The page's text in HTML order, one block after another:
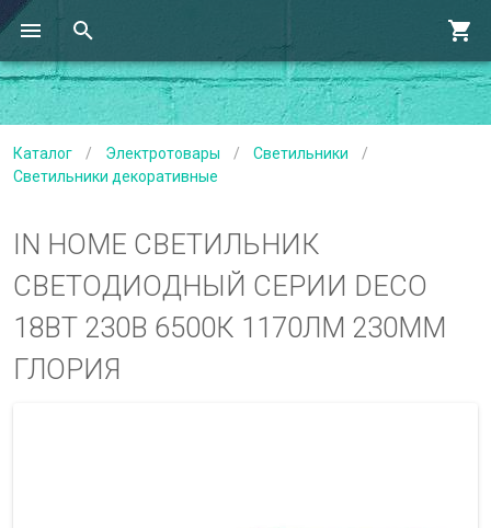
Каталог / Электротовары / Светильники
/
Светильники декоративные
IN HOME СВЕТИЛЬНИК
СВЕТОДИОДНЫЙ СЕРИИ DECO
18ВТ 230В 6500К 1170ЛМ 230ММ
ГЛОРИЯ